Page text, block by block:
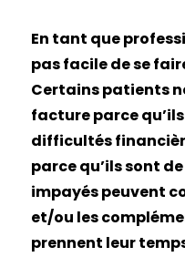
En tant que
pas facile de se
Certains patients
facture parce
difficultés
parce qu’ils sont
impayés peuvent
et/ou les
prennent leur